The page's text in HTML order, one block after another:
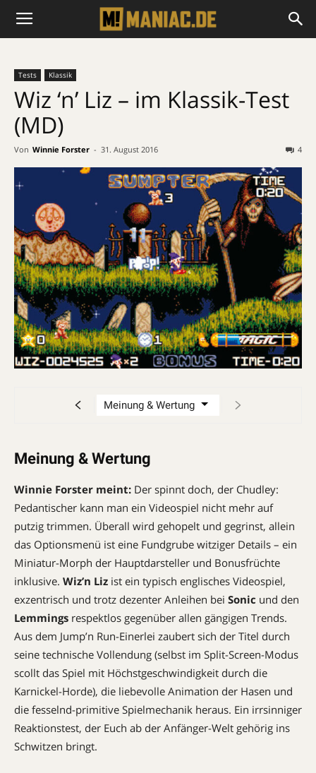
Tests Klassik
Wiz ‘n’ Liz – im Klassik-Test
(MD)
Von Winnie Forster - 31. August 2016 4
Meinung & Wertung
Winnie Forster meint: Der spinnt doch, der Chudley:
Pedantischer kann man ein Videospiel nicht mehr auf
putzig trimmen. Überall wird gehopelt und gegrinst, allein
das Optionsmenü ist eine Fundgrube witziger Details – ein
Miniatur-Morph der Hauptdarsteller und Bonusfrüchte
inklusive. Wiz’n Liz ist ein typisch englisches Videospiel,
exzentrisch und trotz dezenter Anleihen bei Sonic und den
Lemmings respektlos gegenüber allen gängigen Trends.
Aus dem Jump’n Run-Einerlei zaubert sich der Titel durch
seine technische Vollendung (selbst im Split-Screen-Modus
scollt das Spiel mit Höchstgeschwindigkeit durch die
Karnickel-Horde), die liebevolle Animation der Hasen und
die fesselnd-primitive Spielmechanik heraus. Ein irrsinniger
Reaktionstest, der Euch ab der Anfänger-Welt gehörig ins
Schwitzen bringt.